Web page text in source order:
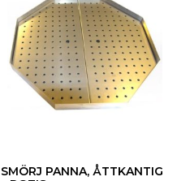
SMÖRJ PANNA, ÅTTKANTIG